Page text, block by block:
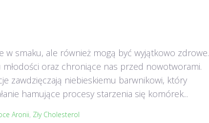
w smaku, ale również mogą być wyjątkowo zdrowe.
oraz chroniące nas przed nowotworami.
zawdzięczają niebieskiemu barwnikowi, który
hamujące procesy starzenia się komórek...
Aronii, Zły Cholesterol